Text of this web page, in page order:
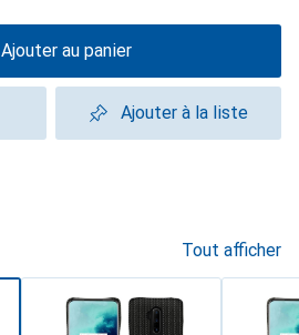
Ajouter au panier
Ajouter à la liste
Tout afficher